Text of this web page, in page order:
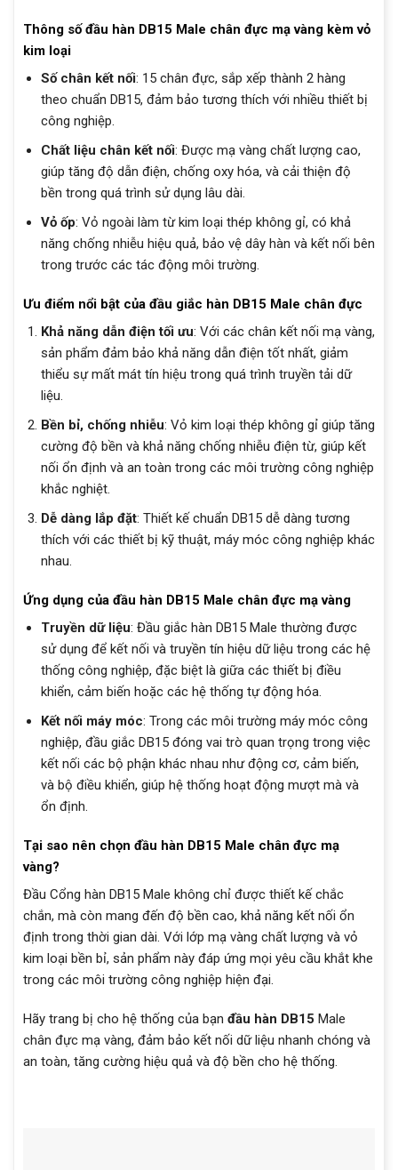
Thông số đầu hàn DB15 Male chân đực mạ vàng kèm vỏ
kim loại
Số chân kết nối: 15 chân đực, sắp xếp thành 2 hàng
theo chuẩn DB15, đảm bảo tương thích với nhiều thiết bị
công nghiệp.
Chất liệu chân kết nối: Được mạ vàng chất lượng cao,
giúp tăng độ dẫn điện, chống oxy hóa, và cải thiện độ
bền trong quá trình sử dụng lâu dài.
Vỏ ốp: Vỏ ngoài làm từ kim loại thép không gỉ, có khả
năng chống nhiễu hiệu quả, bảo vệ dây hàn và kết nối bên
trong trước các tác động môi trường.
Ưu điểm nổi bật của đầu giắc hàn DB15 Male chân đực
Khả năng dẫn điện tối ưu: Với các chân kết nối mạ vàng,
sản phẩm đảm bảo khả năng dẫn điện tốt nhất, giảm
thiểu sự mất mát tín hiệu trong quá trình truyền tải dữ
liệu.
Bền bỉ, chống nhiễu: Vỏ kim loại thép không gỉ giúp tăng
cường độ bền và khả năng chống nhiễu điện từ, giúp kết
nối ổn định và an toàn trong các môi trường công nghiệp
khắc nghiệt.
Dễ dàng lắp đặt: Thiết kế chuẩn DB15 dễ dàng tương
thích với các thiết bị kỹ thuật, máy móc công nghiệp khác
nhau.
Ứng dụng của đầu hàn DB15 Male chân đực mạ vàng
Truyền dữ liệu: Đầu giắc hàn DB15 Male thường được
sử dụng để kết nối và truyền tín hiệu dữ liệu trong các hệ
thống công nghiệp, đặc biệt là giữa các thiết bị điều
khiển, cảm biến hoặc các hệ thống tự động hóa.
Kết nối máy móc: Trong các môi trường máy móc công
nghiệp, đầu giắc DB15 đóng vai trò quan trọng trong việc
kết nối các bộ phận khác nhau như động cơ, cảm biến,
và bộ điều khiển, giúp hệ thống hoạt động mượt mà và
ổn định.
Tại sao nên chọn đầu hàn DB15 Male chân đực mạ
vàng?
Đầu Cổng hàn DB15 Male không chỉ được thiết kế chắc
chắn, mà còn mang đến độ bền cao, khả năng kết nối ổn
định trong thời gian dài. Với lớp mạ vàng chất lượng và vỏ
kim loại bền bỉ, sản phẩm này đáp ứng mọi yêu cầu khắt khe
trong các môi trường công nghiệp hiện đại.
Hãy trang bị cho hệ thống của bạn đầu hàn DB15 Male
chân đực mạ vàng, đảm bảo kết nối dữ liệu nhanh chóng và
an toàn, tăng cường hiệu quả và độ bền cho hệ thống.